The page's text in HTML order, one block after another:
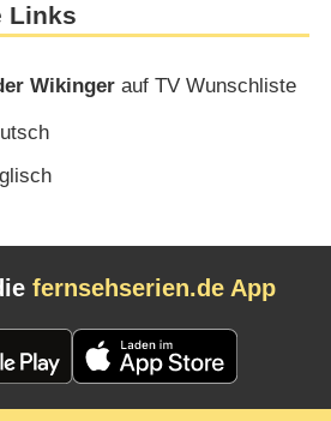
Links
Wikinger auf TV Wunschliste
fernsehserien.de App